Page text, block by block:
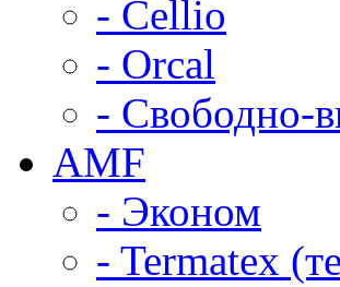
- Cellio
- Orcal
- Свободно-
AMF
- Эконом
- Termatex